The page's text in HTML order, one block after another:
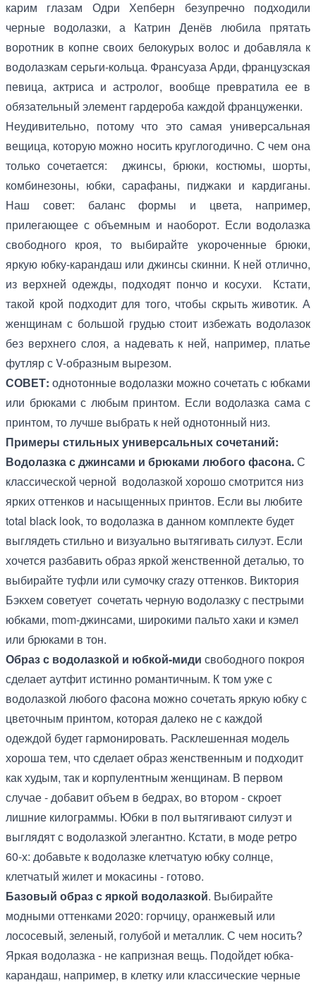
карим глазам Одри Хепберн безупречно подходили
черные водолазки, а Катрин Денёв любила прятать
воротник в копне своих белокурых волос и добавляла к
водолазкам серьги-кольца. Франсуаза Арди, французская
певица, актриса и астролог, вообще превратила ее в
обязательный элемент гардероба каждой француженки.
Неудивительно, потому что это самая универсальная
вещица, которую можно носить круглогодично. С чем она
только сочетается: джинсы, брюки, костюмы, шорты,
комбинезоны, юбки, сарафаны, пиджаки и кардиганы.
Наш совет: баланс формы и цвета, например,
прилегающее с объемным и наоборот. Если водолазка
свободного кроя, то выбирайте укороченные брюки,
яркую юбку-карандаш или джинсы скинни. К ней отлично,
из верхней одежды, подходят пончо и косухи. Кстати,
такой крой подходит для того, чтобы скрыть животик. А
женщинам с большой грудью стоит избежать водолазок
без верхнего слоя, а надевать к ней, например, платье
футляр с V-образным вырезом.
СОВЕТ: однотонные водолазки можно сочетать с юбками
или брюками с любым принтом. Если водолазка сама с
принтом, то лучше выбрать к ней однотонный низ.
Примеры стильных универсальных сочетаний:
Водолазка с джинсами и брюками любого фасона.С
классической черной водолазкой хорошо смотрится низ
ярких оттенков и насыщенных принтов. Если вы любите
total black look, то водолазка в данном комплекте будет
выглядеть стильно и визуально вытягивать силуэт. Если
хочется разбавить образ яркой женственной деталью, то
выбирайте туфли или сумочку crazy оттенков. Виктория
Бэкхем советует сочетать черную водолазку с пестрыми
юбками, mom-джинсами, широкими пальто хаки и кэмел
или брюками в тон.
Образ с водолазкой и юбкой-миди свободного покроя
сделает аутфит истинно романтичным. К том уже с
водолазкой любого фасона можно сочетать яркую юбку с
цветочным принтом, которая далеко не с каждой
одеждой будет гармонировать. Расклешенная модель
хороша тем, что сделает образ женственным и подходит
как худым, так и корпулентным женщинам. В первом
случае - добавит объем в бедрах, во втором - скроет
лишние килограммы. Юбки в пол вытягивают силуэт и
выглядят с водолазкой элегантно. Кстати, в моде ретро
60-х: добавьте к водолазке клетчатую юбку солнце,
клетчатый жилет и мокасины - готово.
Базовый образ с яркой водолазкой. Выбирайте
модными оттенками 2020: горчицу, оранжевый или
лососевый, зеленый, голубой и металлик. С чем носить?
Яркая водолазка - не капризная вещь. Подойдет юбка-
карандаш, например, в клетку или классические черные